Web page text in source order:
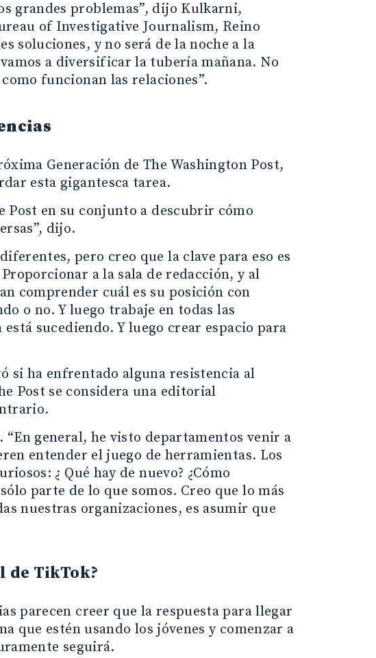
grandes problemas”, dijo Kulkarni,
of Investigative Journalism, Reino
soluciones, y no será de la noche a la
a diversificar la tubería mañana. No
funcionan las relaciones”.
Generación de The Washington Post,
esta gigantesca tarea.
Post en su conjunto a descubrir cómo
dijo.
pero creo que la clave para eso es
a la sala de redacción, y al
comprender cuál es su posición con
o no. Y luego trabaje en todas las
sucediendo. Y luego crear espacio para
si ha enfrentado alguna resistencia al
Post se considera una editorial
general, he visto departamentos venir a
entender el juego de herramientas. Los
¿ Qué hay de nuevo? ¿Cómo
parte de lo que somos. Creo que lo más
nuestras organizaciones, es asumir que
de TikTok?
parecen creer que la respuesta para llegar
que estén usando los jóvenes y comenzar a
seguirá.